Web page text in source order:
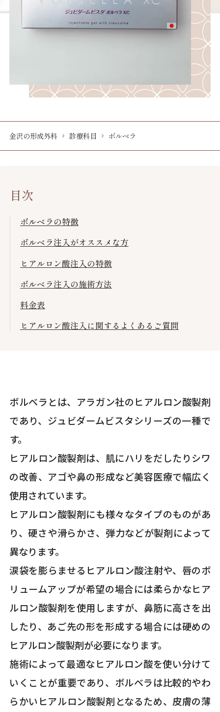
金沢の形成外科 診療科目 ボルベラ
目次
ボルベラの特徴
ボルベラ注入がオススメな方
ヒアルロン酸注入の特徴
ボルベラ注入の施術方法
料金表
ヒアルロン酸注入に関するよくあるご質問
ボルベラとは、アラガン社のヒアルロン酸製剤
であり、ジュビダームビスタシリーズの一種で
す。
ヒアルロン酸製剤は、肌にハリをだしたりシワ
の改善、アゴや鼻の形成など美容医療で幅広く
使用されています。
ヒアルロン酸製剤にも様々なタイプのものがあ
り、硬さや滑らかさ、弾力などが製剤によって
異なります。
涙袋を膨らませるヒアルロン酸注射や、唇のボ
リュームアップが希望の場合には柔らかなヒア
ルロン酸製剤を使用しますが、鼻筋に高さを出
したり、あご先の形を形成する場合には硬めの
ヒアルロン酸製剤が必要になります。
施術によって最適なヒアルロン酸を使い分けて
いくことが重要であり、ボルベラは比較的やわ
らかいヒアルロン酸製剤となるため、皮膚の薄